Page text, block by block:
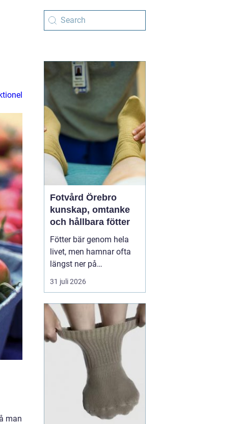
man
Fotvård Örebro
kunskap, omtanke
och hållbara fötter
Fötter bär genom hela
livet, men hamnar ofta
längst ner på
prioriteringslistan.
Många söker hjälp först
påverkar vardagen.
Samtidigt visar
erfarenhet från
fotvårdskliniker i och
omkring Örebro att
regelbunden fotvård kan
förebygga e...
31 juli 2026